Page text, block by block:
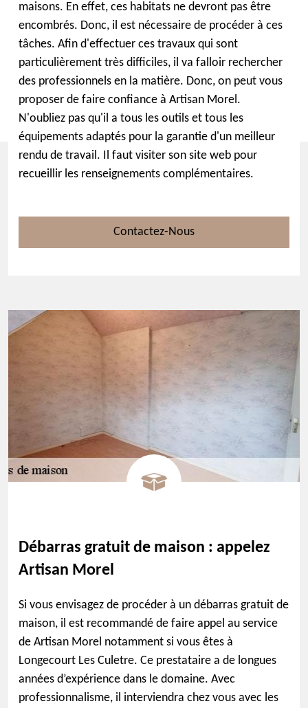
maisons. En effet, ces habitats ne devront pas être
encombrés. Donc, il est nécessaire de procéder à ces
tâches. Afin d'effectuer ces travaux qui sont
particulièrement très difficiles, il va falloir rechercher
des professionnels en la matière. Donc, on peut vous
proposer de faire confiance à Artisan Morel.
N'oubliez pas qu'il a tous les outils et tous les
équipements adaptés pour la garantie d'un meilleur
rendu de travail. Il faut visiter son site web pour
recueillir les renseignements complémentaires.
Contactez-Nous
Débarras gratuit de maison : appelez
Artisan Morel
Si vous envisagez de procéder à un débarras gratuit de
maison, il est recommandé de faire appel au service
de Artisan Morel notamment si vous êtes à
Longecourt Les Culetre. Ce prestataire a de longues
années d’expérience dans le domaine. Avec
professionnalisme, il interviendra chez vous avec les